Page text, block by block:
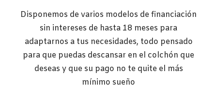
Disponemos de varios modelos de financiación
sin intereses de hasta 18 meses para
adaptarnos a tus necesidades, todo pensado
para que puedas descansar en el colchón que
deseas y que su pago no te quite el más
mínimo sueño